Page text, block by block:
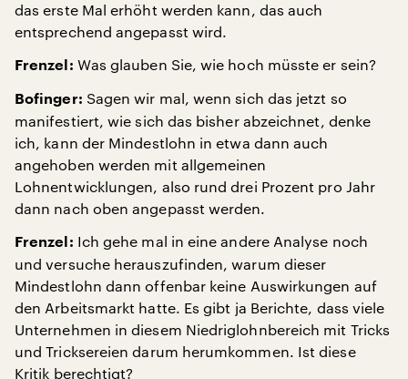
das erste Mal erhöht werden kann, das auch
entsprechend angepasst wird.
Frenzel: Was glauben Sie, wie hoch müsste er sein?
Bofinger: Sagen wir mal, wenn sich das jetzt so
manifestiert, wie sich das bisher abzeichnet, denke
ich, kann der Mindestlohn in etwa dann auch
angehoben werden mit allgemeinen
Lohnentwicklungen, also rund drei Prozent pro Jahr
dann nach oben angepasst werden.
Frenzel: Ich gehe mal in eine andere Analyse noch
und versuche herauszufinden, warum dieser
Mindestlohn dann offenbar keine Auswirkungen auf
den Arbeitsmarkt hatte. Es gibt ja Berichte, dass viele
Unternehmen in diesem Niedriglohnbereich mit Tricks
und Tricksereien darum herumkommen. Ist diese
Kritik berechtigt?